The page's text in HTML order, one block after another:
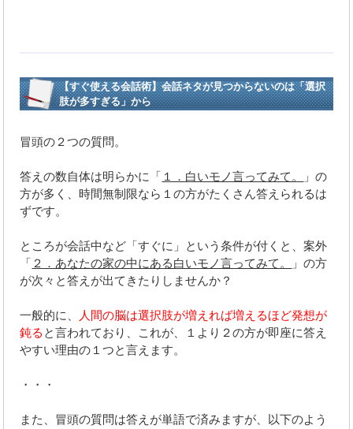
【すぐ使える会話術】会話ネタが見つからないのは「選択
肢が多すぎる」から
冒頭の２つの質問。
答えの数自体は明らかに「 １．白いモノ言ってみて。
」の
方が多く、時間無制限なら１の方がたくさん答えられるは
ずです。
ところが会話中など「すぐに」という条件が付くと、案外
「 ２．あなたの家の中にある白いモノ言ってみて。
」の方
が次々と答えが出てきたりしませんか？
一般的に、
人間の脳は選択肢が増えれば増えるほど発想が
鈍る と言われており、これが、１より２の方が即座に答え
やすい理由の１つと言えます。
・・・
また、冒頭の質問は答えが単語で済みますが、以下のよう